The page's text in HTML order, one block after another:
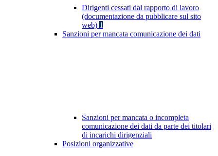
Dirigenti cessati dal rapporto di lavoro
(documentazione da pubblicare sul sito
web) 1
Sanzioni per mancata comunicazione dei dati
Sanzioni per mancata o incompleta
comunicazione dei dati da parte dei titolari
di incarichi dirigenziali
Posizioni organizzative